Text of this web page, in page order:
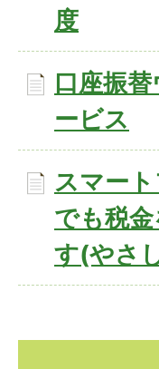
度
口座振
ービス
スマー
でも税
す(やさ